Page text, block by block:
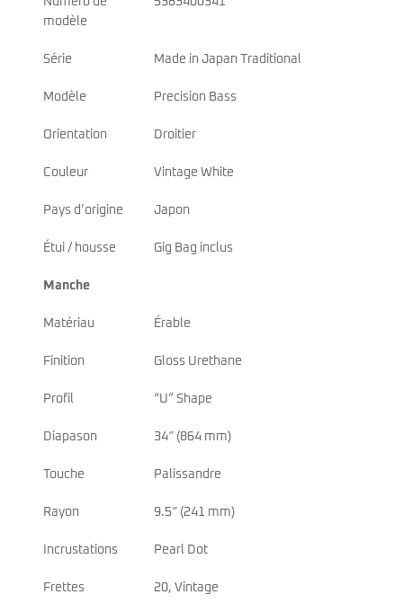
modèle
Série Made in Japan Traditional
Modèle Precision Bass
Orientation Droitier
Couleur Vintage White
Pays d’origine Japon
Étui / housse Gig Bag inclus
Manche
Matériau Érable
Finition Gloss Urethane
Profil “U” Shape
Diapason 34″ (864 mm)
Touche Palissandre
Rayon 9.5″ (241 mm)
Incrustations Pearl Dot
Frettes 20, Vintage